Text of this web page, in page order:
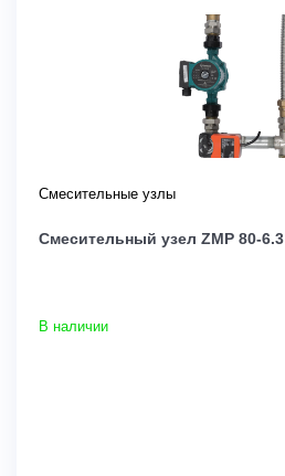
Смесительные узлы
Смесительный узел ZMP 80-6.3
В наличии